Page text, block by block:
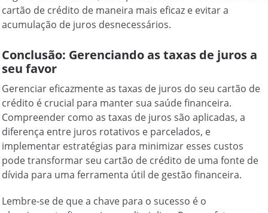
cartão de crédito de maneira mais eficaz e evitar a
acumulação de juros desnecessários.
Conclusão: Gerenciando as taxas de juros a
seu favor
Gerenciar eficazmente as taxas de juros do seu cartão de
crédito é crucial para manter sua saúde financeira.
Compreender como as taxas de juros são aplicadas, a
diferença entre juros rotativos e parcelados, e
implementar estratégias para minimizar esses custos
pode transformar seu cartão de crédito de uma fonte de
dívida para uma ferramenta útil de gestão financeira.
Lembre-se de que a chave para o sucesso é o